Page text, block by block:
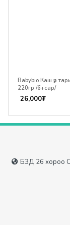
Babybio Каш үр
220гр /6+сар/
26,000₮
БЗД 26 хороо